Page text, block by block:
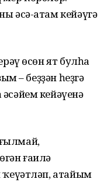
әсә-атам кейәүгә
өсөн ят булһа
– беҙҙән һеҙгә
кейәүенә
ғаилә
ҡеүәтләп, атайым